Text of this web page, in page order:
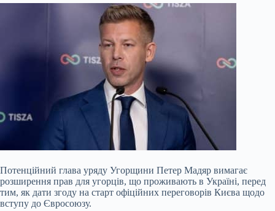
Потенційний глава уряду Угорщини Петер Мадяр вимагає
розширення прав для угорців, що проживають в Україні, перед
тим, як дати згоду на старт офіційних переговорів Києва щодо
вступу до Євросоюзу.